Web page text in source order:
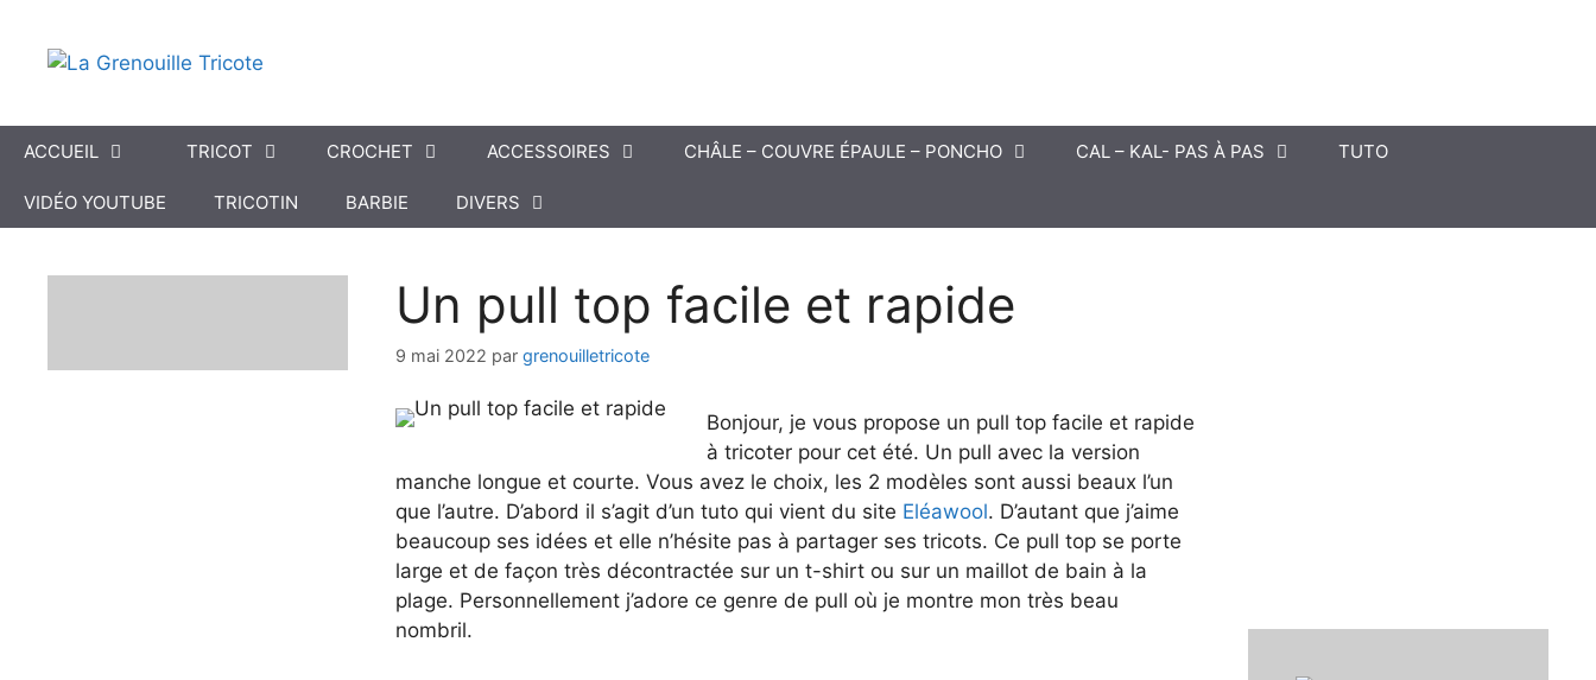
contenu
ACCUEIL TRICOT CROCHET ACCESSOIRES CHÂLE – COUVRE ÉPAULE – PONCHO CAL – KAL- PAS À PAS TUTO
VIDÉO YOUTUBE TRICOTIN BARBIE DIVERS
Un pull top facile et rapide
9 mai 2022 par grenouilletricote
Bonjour, je vous propose un pull top facile et rapide
à tricoter pour cet été. Un pull avec la version
manche longue et courte. Vous avez le choix, les 2 modèles sont aussi beaux l’un
que l’autre. D’abord il s’agit d’un tuto qui vient du site Eléawool. D’autant que j’aime
beaucoup ses idées et elle n’hésite pas à partager ses tricots. Ce pull top se porte
large et de façon très décontractée sur un t-shirt ou sur un maillot de bain à la
plage. Personnellement j’adore ce genre de pull où je montre mon très beau
nombril.